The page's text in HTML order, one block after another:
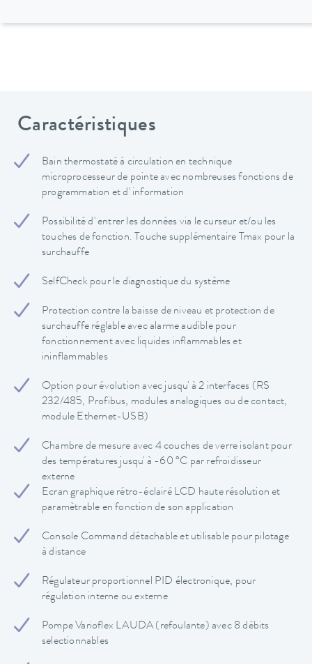
Caractéristiques
Bain thermostaté à circulation en technique
microprocesseur de pointe avec nombreuses fonctions de
programmation et d' information
Possibilité d' entrer les données via le curseur et/ou les
touches de fonction. Touche supplémentaire Tmax pour la
surchauffe
SelfCheck pour le diagnostique du système
Protection contre la baisse de niveau et protection de
surchauffe réglable avec alarme audible pour
fonctionnement avec liquides inflammables et
ininflammables
Option pour évolution avec jusqu' à 2 interfaces (RS
232/485, Profibus, modules analogiques ou de contact,
module Ethernet-USB)
Chambre de mesure avec 4 couches de verre isolant pour
des températures jusqu' à -60 °C par refroidisseur
externe
Ecran graphique rétro-éclairé LCD haute résolution et
paramètrable en fonction de son application
Console Command détachable et utilisable pour pilotage
à distance
Régulateur proportionnel PID électronique, pour
régulation interne ou externe
Pompe Varioflex LAUDA (refoulante) avec 8 débits
selectionnables